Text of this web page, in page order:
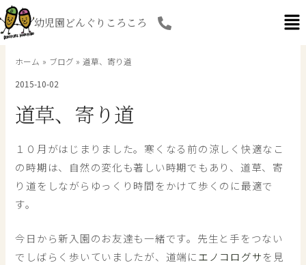
内
容
を
幼児園どんぐりころころ
ホーム ブログ
道草、寄り道
2015-10-02
道草、寄り道
１０月がはじまりました。寒くなる前の涼しく快適なこ
の時期は、自然の変化も著しい時期でもあり、道草、寄
り道をしながらゆっくり時間をかけて歩くのに最適で
す。
今日から新入園のお友達も一緒です。先生と手をつない
でしばらく歩いていましたが、道端にエノコログサを見